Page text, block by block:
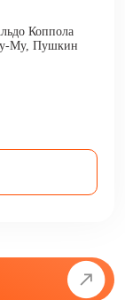
Коппола
Му, Пушкин